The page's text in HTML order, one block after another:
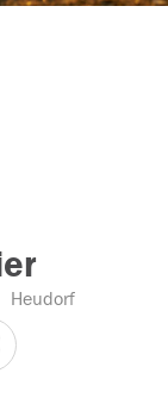
Heudorf